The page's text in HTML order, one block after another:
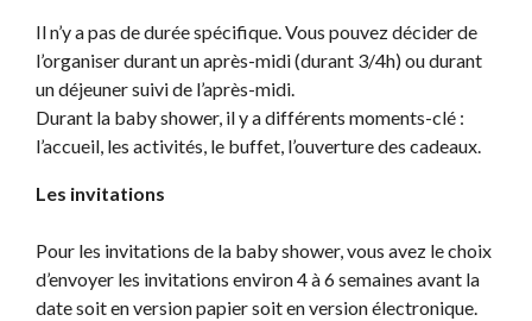
Il n’y a pas de durée spécifique. Vous pouvez décider de
l’organiser durant un après-midi (durant 3/4h) ou durant
un déjeuner suivi de l’après-midi.
Durant la baby shower, il y a différents moments-clé :
l’accueil, les activités, le buffet, l’ouverture des cadeaux.
Les invitations
Pour les invitations de la baby shower, vous avez le choix
d’envoyer les invitations environ 4 à 6 semaines avant la
date soit en version papier soit en version électronique.